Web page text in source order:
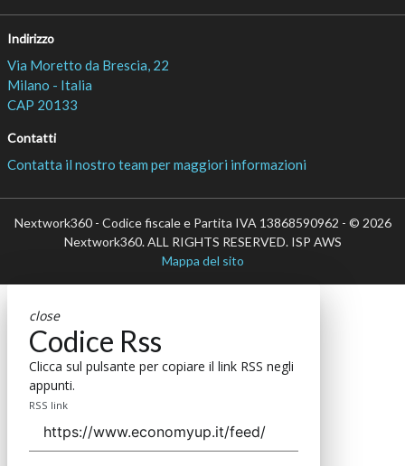
Indirizzo
Via Moretto da Brescia, 22
Milano - Italia
CAP 20133
Contatti
Contatta il nostro team per maggiori informazioni
Nextwork360 - Codice fiscale e Partita IVA 13868590962 - © 2026
Nextwork360. ALL RIGHTS RESERVED. ISP AWS
Mappa del sito
close
Codice Rss
Clicca sul pulsante per copiare il link RSS negli
appunti.
RSS link